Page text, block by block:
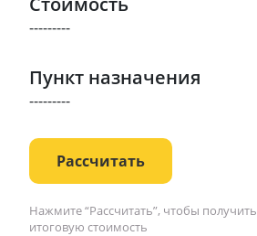
---------
Пункт назначения
---------
Рассчитать
Нажмите “Рассчитать”, чтобы получить
итоговую стоимость